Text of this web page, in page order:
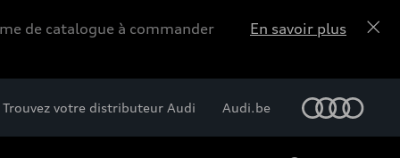
de catalogue à commander
En savoir plus
Trouvez votre distributeur Audi Audi.be